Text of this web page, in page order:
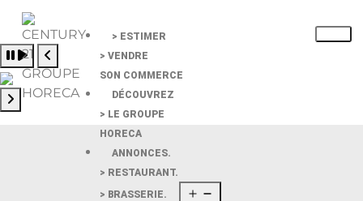
> ESTIMER
> VENDRE
SON COMMERCE
DÉCOUVREZ
> LE GROUPE
HORECA
ANNONCES.
> RESTAURANT.
> BRASSERIE.
Pause slide rotation
Resume slide rotation
Previous slide